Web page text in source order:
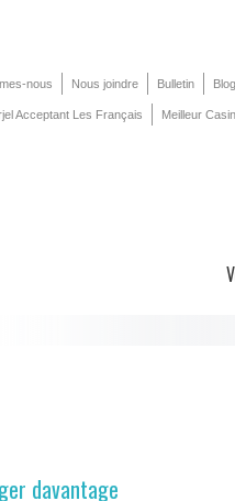
nous Nous joindre Bulletin
Acceptant Les Français Meilleur
davantage